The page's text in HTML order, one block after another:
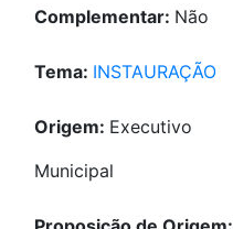
Complementar: Não
Tema: INSTAURAÇÃO
Origem: Executivo
Municipal